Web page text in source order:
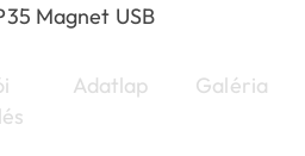
Magnet USB
Adatlap Galéria